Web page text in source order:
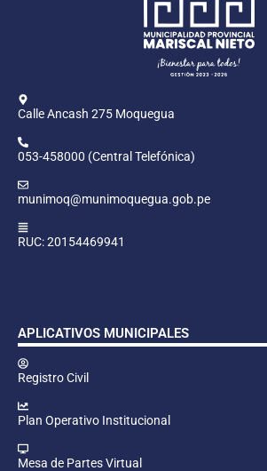
Calle Ancash 275 Moquegua
053-458000 (Central Telefónica)
munimoq@munimoquegua.gob.pe
RUC: 20154469941
APLICATIVOS MUNICIPALES
Registro Civil
Plan Operativo Institucional
Mesa de Partes Virtual